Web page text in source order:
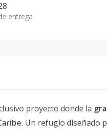
entrega
proyecto donde la
. Un refugio diseñado